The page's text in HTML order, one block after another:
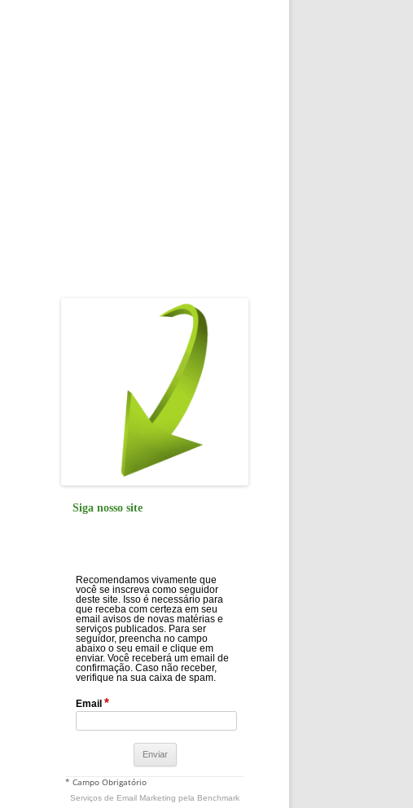
Siga nosso site
Recomendamos vivamente que
você se inscreva como seguidor
deste site. Isso é necessário para
que receba com certeza em seu
email avisos de novas matérias e
serviços publicados. Para ser
seguidor, preencha no campo
abaixo o seu email e clique em
enviar. Você receberá um email de
confirmação. Caso não receber,
verifique na sua caixa de spam.
Email *
* Campo Obrigatório
Serviços de Email Marketing pela Benchmark